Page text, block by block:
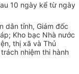
10 ngày kể từ ngày
dân tỉnh, Giám đốc
Kho bạc Nhà nước
thị xã và Thủ
nhiệm thi hành